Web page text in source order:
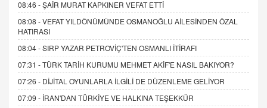
08:46 -ŞAİR MURAT KAPKINER VEFAT ETTİ
08:08 -VEFAT YILDÖNÜMÜNDE OSMANOĞLU AİLESİNDEN ÖZAL
HATIRASI
08:04 -SIRP YAZAR PETROVİÇ'TEN OSMANLI İTİRAFI
07:31 -TÜRK TARİH KURUMU MEHMET AKİF'E NASIL BAKIYOR?
07:26 - DİJİTAL OYUNLARLA İLGİLİ DE DÜZENLEME GELİYOR
07:09 - İRAN'DAN TÜRKİYE VE HALKINA TEŞEKKÜR